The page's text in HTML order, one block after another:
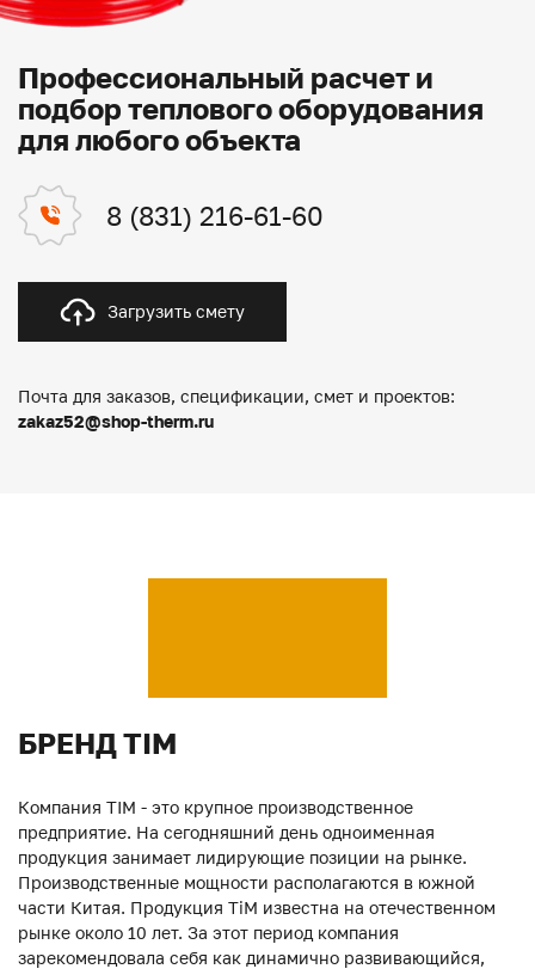
Профессиональный расчет и
подбор теплового оборудования
для любого объекта
8 (831) 216-61-60
Загрузить смету
Почта для заказов, спецификации, смет и проектов:
zakaz52@shop-therm.ru
БРЕНД TIM
Компания TIM - это крупное производственное
предприятие. На сегодняшний день одноименная
продукция занимает лидирующие позиции на рынке.
Производственные мощности располагаются в южной
части Китая. Продукция ТiM известна на отечественном
рынке около 10 лет. За этот период компания
зарекомендовала себя как динамично развивающийся,